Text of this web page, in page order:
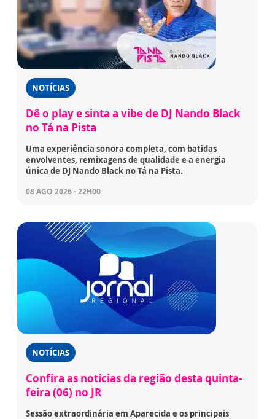
NOTÍCIAS
Dê o play e sinta a vibe de DJ Nando Black
no Tá na Pista
Uma experiência sonora completa, com batidas
envolventes, remixagens de qualidade e a energia
única de DJ Nando Black no Tá na Pista.
08 AGO 2026 - 22H00
NOTÍCIAS
Confira as notícias da região desta quinta-
feira (06) no JR
Sessão extraordinária em Aparecida e os principais